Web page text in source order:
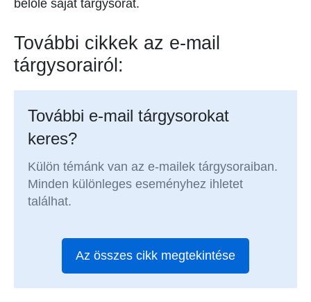
belőle saját tárgysorát.
További cikkek az e-mail
tárgysorairól:
További e-mail tárgysorokat
keres?
Külön témánk van az e-mailek tárgysoraiban.
Minden különleges eseményhez ihletet
találhat.
Az összes cikk megtekintése